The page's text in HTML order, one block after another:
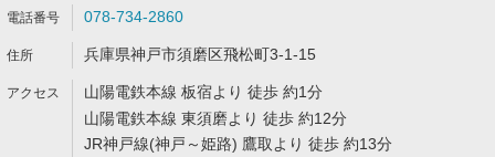
078-734-2860
兵庫県神戸市須磨区飛松町3-1-15
山陽電鉄本線 板宿より 徒歩 約1分
山陽電鉄本線 東須磨より 徒歩 約12分
JR神戸線(神戸～姫路) 鷹取より 徒歩 約13分